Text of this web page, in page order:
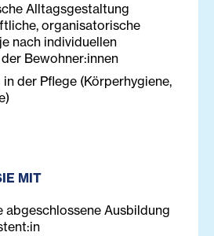
Alltagsgestaltung
organisatorische
nach individuellen
Bewohner:innen
der Pflege (Körperhygiene,
MIT
abgeschlossene Ausbildung